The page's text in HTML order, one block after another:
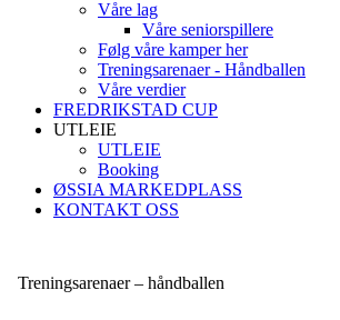
Våre lag
Våre seniorspillere
Følg våre kamper her
Treningsarenaer - Håndballen
Våre verdier
FREDRIKSTAD CUP
UTLEIE
UTLEIE
Booking
ØSSIA MARKEDPLASS
KONTAKT OSS
Treningsarenaer – håndballen